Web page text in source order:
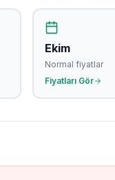
Ekim
Normal fiyatlar
Fiyatları Gör